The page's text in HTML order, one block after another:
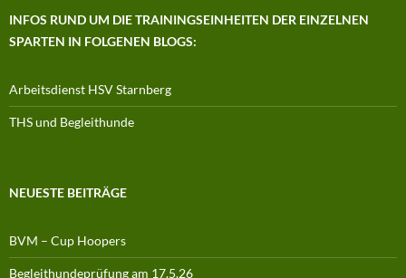
INFOS RUND UM DIE TRAININGSEINHEITEN DER EINZELNEN
SPARTEN IN FOLGENEN BLOGS:
Arbeitsdienst HSV Starnberg
THS und Begleithunde
NEUESTE BEITRÄGE
BVM – Cup Hoopers
Begleithundeprüfung am 17.5.26